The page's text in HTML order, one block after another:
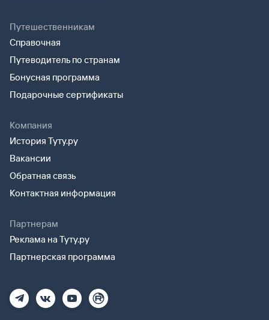
Путешественникам
Справочная
Путеводитель по странам
Бонусная программа
Подарочные сертификаты
Компания
История Туту.ру
Вакансии
Обратная связь
Контактная информация
Партнерам
Реклама на Туту.ру
Партнерская программа